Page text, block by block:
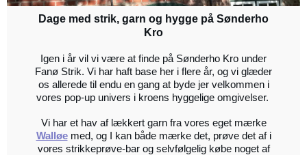
Dage med strik, garn og hygge på Sønderho
Kro
Igen i år vil vi være at finde på Sønderho Kro under
Fanø Strik. Vi har haft base her i flere år, og vi glæder
os allerede til endu en gang at byde jer velkommen i
vores pop-up univers i kroens hyggelige omgivelser.
Vi har et hav af lækkert garn fra vores eget mærke
Walløemed, og I kan både mærke det, prøve det af i
vores strikkeprøve-bar og selvfølgelig købe noget af